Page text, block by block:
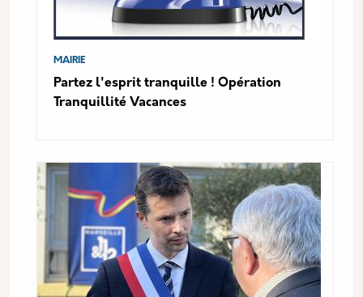
MAIRIE
Partez l'esprit tranquille ! Opération
Tranquillité Vacances